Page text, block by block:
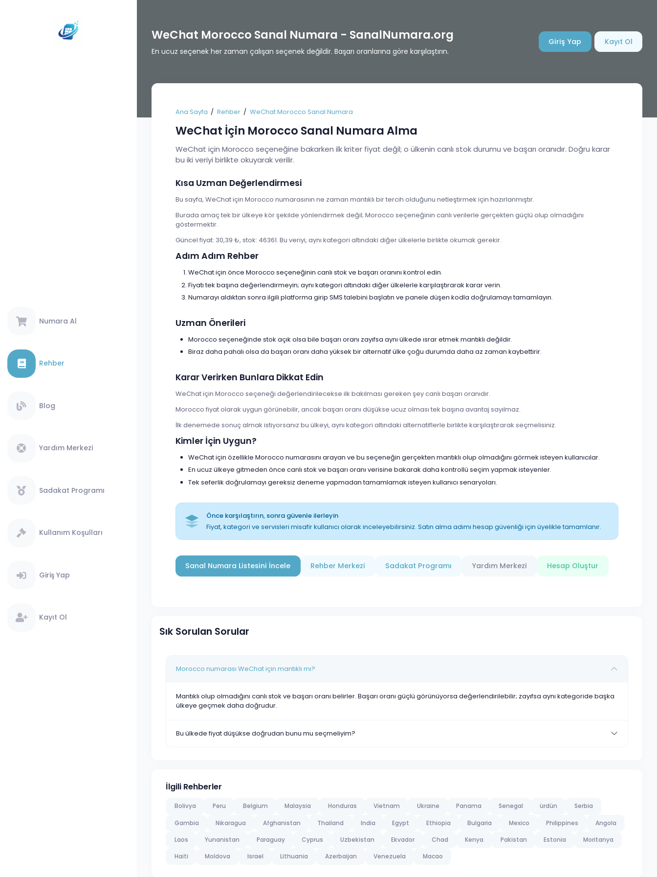
Numara Al
Rehber
Blog
Yardım Merkezi
Sadakat Programı
Kullanım Koşulları
Giriş Yap
Kayıt Ol
WeChat Morocco Sanal Numara - SanalNumara.org
En ucuz seçenek her zaman çalışan seçenek değildir. Başarı oranlarına göre karşılaştırın.
Giriş Yap Kayıt Ol
Ana Sayfa Rehber WeChat Morocco Sanal Numara
WeChat İçin Morocco Sanal Numara Alma
WeChat için Morocco seçeneğine bakarken ilk kriter fiyat değil; o ülkenin canlı stok durumu ve başarı oranıdır. Doğru karar
bu iki veriyi birlikte okuyarak verilir.
Kısa Uzman Değerlendirmesi
Bu sayfa, WeChat için Morocco numarasının ne zaman mantıklı bir tercih olduğunu netleştirmek için hazırlanmıştır.
Burada amaç tek bir ülkeye kör şekilde yönlendirmek değil; Morocco seçeneğinin canlı verilerle gerçekten güçlü olup olmadığını
göstermektir.
Güncel fiyat: 30,39 ₺, stok: 46361. Bu veriyi, aynı kategori altındaki diğer ülkelerle birlikte okumak gerekir.
Adım Adım Rehber
WeChat için önce Morocco seçeneğinin canlı stok ve başarı oranını kontrol edin.
Fiyatı tek başına değerlendirmeyin; aynı kategori altındaki diğer ülkelerle karşılaştırarak karar verin.
Numarayı aldıktan sonra ilgili platforma girip SMS talebini başlatın ve panele düşen kodla doğrulamayı tamamlayın.
Uzman Önerileri
Morocco seçeneğinde stok açık olsa bile başarı oranı zayıfsa aynı ülkede ısrar etmek mantıklı değildir.
Biraz daha pahalı olsa da başarı oranı daha yüksek bir alternatif ülke çoğu durumda daha az zaman kaybettirir.
Karar Verirken Bunlara Dikkat Edin
WeChat için Morocco seçeneği değerlendirilecekse ilk bakılması gereken şey canlı başarı oranıdır.
Morocco fiyat olarak uygun görünebilir, ancak başarı oranı düşükse ucuz olması tek başına avantaj sayılmaz.
İlk denemede sonuç almak istiyorsanız bu ülkeyi, aynı kategori altındaki alternatiflerle birlikte karşılaştırarak seçmelisiniz.
Kimler İçin Uygun?
WeChat için özellikle Morocco numarasını arayan ve bu seçeneğin gerçekten mantıklı olup olmadığını görmek isteyen kullanıcılar.
En ucuz ülkeye gitmeden önce canlı stok ve başarı oranı verisine bakarak daha kontrollü seçim yapmak isteyenler.
Tek seferlik doğrulamayı gereksiz deneme yapmadan tamamlamak isteyen kullanıcı senaryoları.
Önce karşılaştırın, sonra güvenle ilerleyin
Fiyat, kategori ve servisleri misafir kullanıcı olarak inceleyebilirsiniz. Satın alma adımı hesap güvenliği için üyelikle tamamlanır.
Sanal Numara Listesini İncele Rehber Merkezi Sadakat Programı Yardım Merkezi Hesap Oluştur
Sık Sorulan Sorular
Morocco numarası WeChat için mantıklı mı?
Mantıklı olup olmadığını canlı stok ve başarı oranı belirler. Başarı oranı güçlü görünüyorsa değerlendirilebilir; zayıfsa aynı kategoride başka
ülkeye geçmek daha doğrudur.
Bu ülkede fiyat düşükse doğrudan bunu mu seçmeliyim?
İlgili Rehberler
Bolivya Peru Belgium Malaysia Honduras Vietnam Ukraine Panama Senegal ürdün Serbia
Gambia Nikaragua Afghanistan Thailand India Egypt Ethiopia Bulgaria Mexico Philippines Angola
Laos Yunanistan Paraguay Cyprus Uzbekistan Ekvador Chad Kenya Pakistan Estonia Moritanya
Haiti Moldova Israel Lithuania Azerbaijan Venezuela Macao